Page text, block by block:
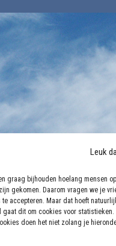
Leuk
graag bijhouden hoelang mensen
gekomen. Daarom vragen we je
te accepteren. Maar dat hoeft
gaat dit om cookies voor
doen het niet zolang je